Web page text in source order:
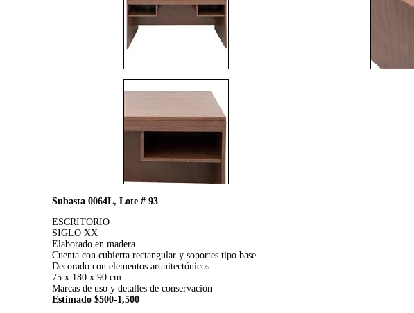
Subasta 0064L, Lote # 93
ESCRITORIO
SIGLO XX
Elaborado en madera
Cuenta con cubierta rectangular y soportes tipo base
Decorado con elementos arquitectónicos
75 x 180 x 90 cm
Marcas de uso y detalles de conservación
Estimado $500-1,500